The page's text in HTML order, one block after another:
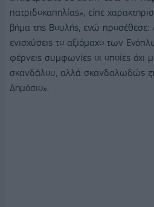
πατριδοκαπηλίας», είπε
βήμα της Βουλής, ενώ προσέθεσε:
ενισχύσεις το αξιόμαχο των
φέρνεις συμφωνίες οι οποίες όχι
σκανδάλου, αλλά σκανδαλωδώς
Δημόσιο».